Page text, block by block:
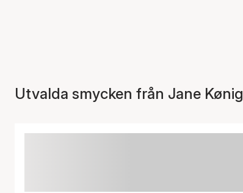
Utvalda smycken från Jane Kønig